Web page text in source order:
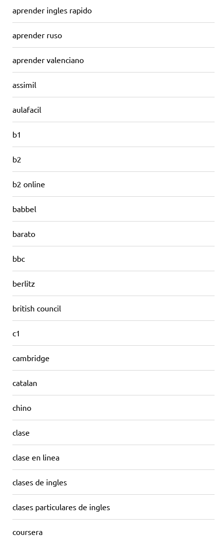
aprender ingles rapido
aprender ruso
aprender valenciano
assimil
aulafacil
b1
b2
b2 online
babbel
barato
bbc
berlitz
british council
c1
cambridge
catalan
chino
clase
clase en linea
clases de ingles
clases particulares de ingles
coursera